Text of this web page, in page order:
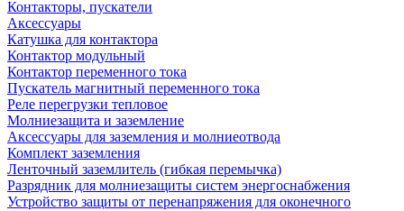
Контакторы, пускатели
Аксессуары
Катушка для контактора
Контактор модульный
Контактор переменного тока
Пускатель магнитный переменного тока
Реле перегрузки тепловое
Молниезащита и заземление
Аксессуары для заземления и молниеотвода
Комплект заземления
Ленточный заземлитель (гибкая перемычка)
Разрядник для молниезащиты систем энергоснабжения
Устройство защиты от перенапряжения для оконечного